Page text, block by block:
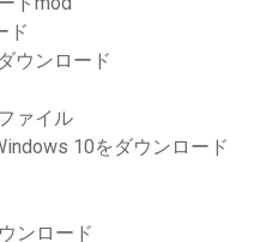
ド
ウンロード
ァイル
10をダウンロード
ンロード